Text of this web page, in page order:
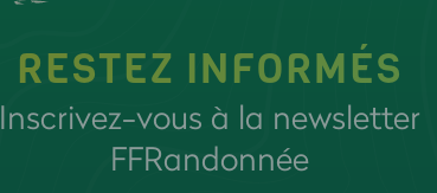
RESTEZ INFORMÉS
Inscrivez-vous à la newsletter
FFRandonnée